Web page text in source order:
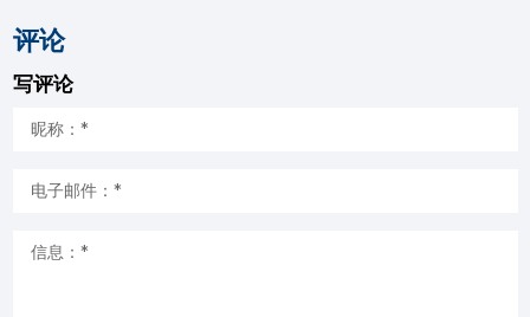
评论
写评论